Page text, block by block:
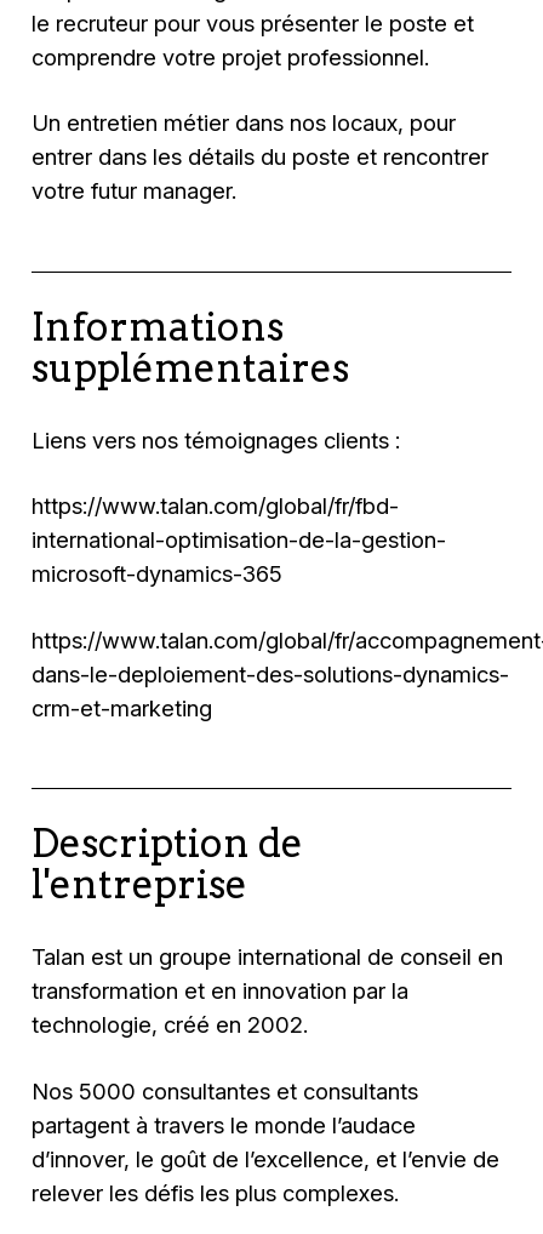
le recruteur pour vous présenter le poste et
comprendre votre projet professionnel.
Un entretien métier dans nos locaux, pour
entrer dans les détails du poste et rencontrer
votre futur manager.
Informations
supplémentaires
Liens vers nos témoignages clients :
https://www.talan.com/global/fr/fbd-
international-optimisation-de-la-gestion-
microsoft-dynamics-365
https://www.talan.com/global/fr/
dans-le-deploiement-des-solutions-dynamics-
crm-et-marketing
Description de
l'entreprise
Talan est un groupe international de conseil en
transformation et en innovation par la
technologie, créé en 2002.
Nos 5000 consultantes et consultants
partagent à travers le monde l’audace
d’innover, le goût de l’excellence, et l’envie de
relever les défis les plus complexes.